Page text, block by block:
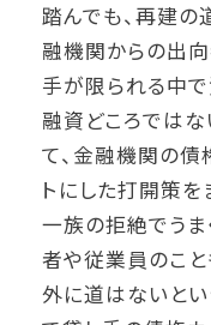
踏んでも、再建の
融機関からの出
手が限られる中
融資どころでは
て、金融機関の債
トにした打開策を
一族の拒絶でうま
者や従業員のこ
外に道はないと